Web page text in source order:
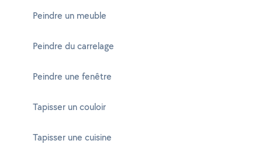
Peindre un meuble
Peindre du carrelage
Peindre une fenêtre
Tapisser un couloir
Tapisser une cuisine